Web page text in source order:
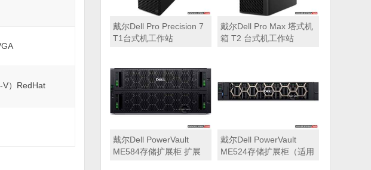
V）RedHat
戴尔Dell Pro Precision 7
T1台式机工作站
戴尔Dell Pro Max 塔式机
箱 T2 台式机工作站
戴尔Dell PowerVault
ME584存储扩展柜 扩展
戴尔Dell PowerVault
ME524存储扩展柜（适用